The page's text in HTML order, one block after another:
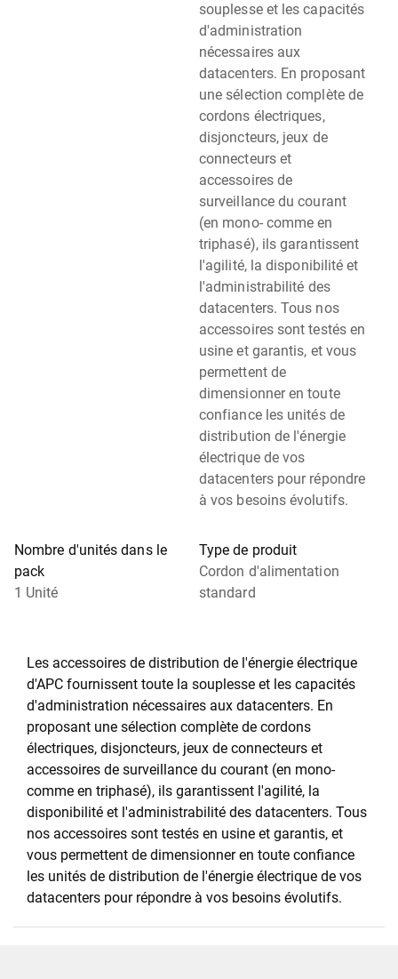
souplesse et les capacités
d'administration
nécessaires aux
datacenters. En proposant
une sélection complète de
cordons électriques,
disjoncteurs, jeux de
connecteurs et
accessoires de
surveillance du courant
(en mono- comme en
triphasé), ils garantissent
l'agilité, la disponibilité et
l'administrabilité des
datacenters. Tous nos
accessoires sont testés en
usine et garantis, et vous
permettent de
dimensionner en toute
confiance les unités de
distribution de l'énergie
électrique de vos
datacenters pour répondre
à vos besoins évolutifs.
Nombre d'unités dans le
pack
1 Unité
Type de produit
Cordon d'alimentation
standard
Les accessoires de distribution de l'énergie électrique
d'APC fournissent toute la souplesse et les capacités
d'administration nécessaires aux datacenters. En
proposant une sélection complète de cordons
électriques, disjoncteurs, jeux de connecteurs et
accessoires de surveillance du courant (en mono-
comme en triphasé), ils garantissent l'agilité, la
disponibilité et l'administrabilité des datacenters. Tous
nos accessoires sont testés en usine et garantis, et
vous permettent de dimensionner en toute confiance
les unités de distribution de l'énergie électrique de vos
datacenters pour répondre à vos besoins évolutifs.